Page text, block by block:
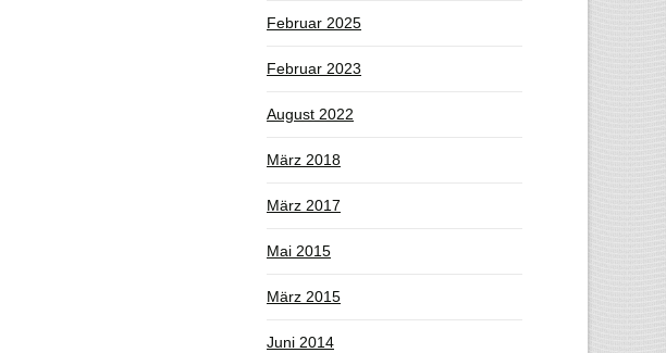
Februar 2025
Februar 2023
August 2022
März 2018
März 2017
Mai 2015
März 2015
Juni 2014